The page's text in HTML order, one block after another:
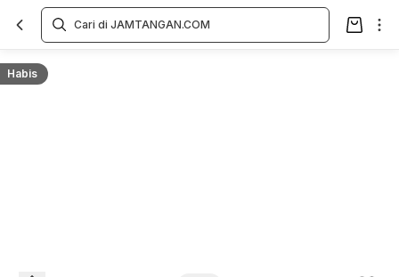
Habis
Overview